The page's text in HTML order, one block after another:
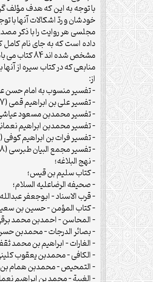
با توجه به اين كه هدف مؤلف
خودشان و ردّ اشكالات آنها با
مجلسى هر روايت را با ذكر
داده است كه به جاى نام كامل
مشخص شده اند 84 كتاب مى باشند، اما نام كامل كتاب هاى كوچك تر يا آنهايى كه كمتر بدان ها مراجعه شده يا چندان مورد اعتماد نبوده اند21، در ابتداى روايات ذكر شده است.
منابعى كه در كتاب سيره از
از:
– تفسير منسوب به امام حسن
– تفسير على بن ابراهيم قمى (307ه )؛
– تفسير محمدبن مسعود عياشى
– تفسير محمدبن ابراهيم نعمانى
– تفسير فرات بن ابراهيم
– تفسير مجمع البيان طبرسى (548ه )؛
– نهج البلاغه؛
– كتاب سليم بن قيس؛
– صحيفه الرضاعليه السلام؛
– قرب الاسناد – ابوجعفر عبدالله
– كتاب المؤمن – حسين بن سعيد
– المحاسن – احمدبن محمد برقى
– بصائر الدرجات – محمدبن حسن
– الغارات – ابراهيم بن محمد ثقفى
– الكافى – محمدبن يعقوب كلينى
– التمحيص – محمدبن همام بن